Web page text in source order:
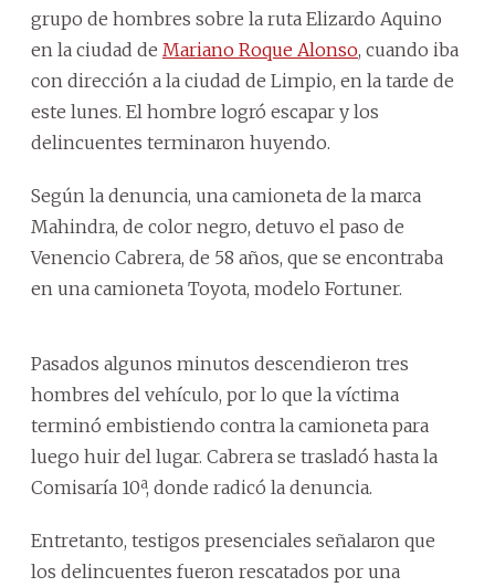
grupo de hombres sobre la ruta Elizardo Aquino
en la ciudad de Mariano Roque Alonso, cuando iba
con dirección a la ciudad de Limpio, en la tarde de
este lunes. El hombre logró escapar y los
delincuentes terminaron huyendo.
Según la denuncia, una camioneta de la marca
Mahindra, de color negro, detuvo el paso de
Venencio Cabrera, de 58 años, que se encontraba
en una camioneta Toyota, modelo Fortuner.
Pasados algunos minutos descendieron tres
hombres del vehículo, por lo que la víctima
terminó embistiendo contra la camioneta para
luego huir del lugar. Cabrera se trasladó hasta la
Comisaría 10ª, donde radicó la denuncia.
Entretanto, testigos presenciales señalaron que
los delincuentes fueron rescatados por una